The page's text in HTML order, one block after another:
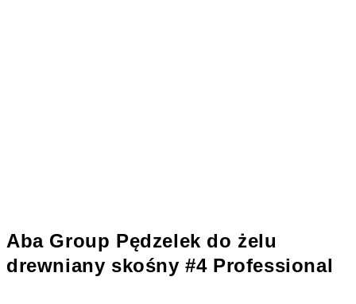
Aba Group Pędzelek do żelu
drewniany skośny #4 Professional